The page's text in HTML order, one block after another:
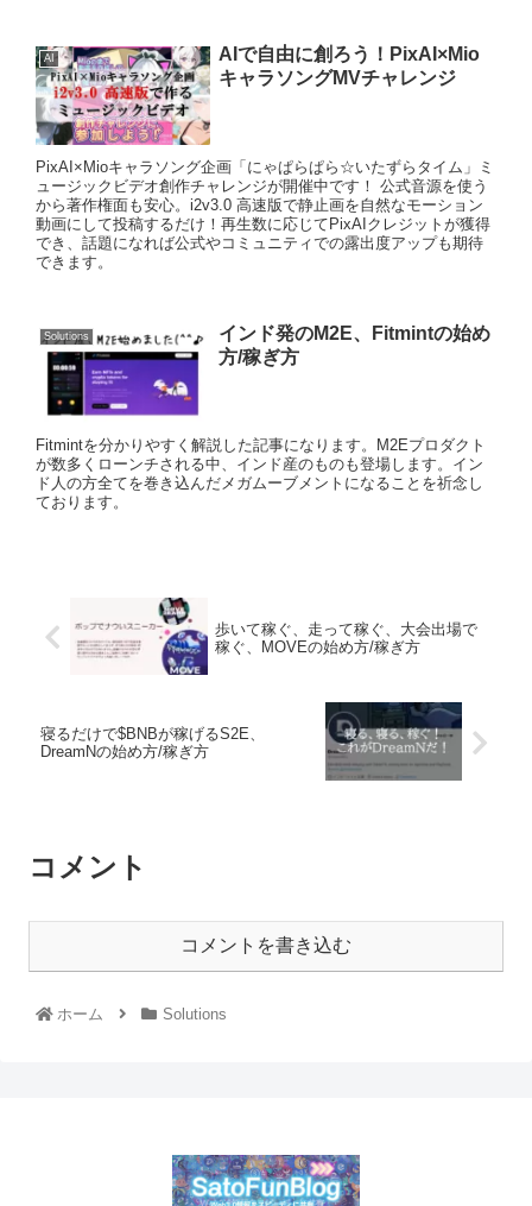
AI
AIで自由に創ろう！PixAI×Mio
キャラソングMVチャレンジ
PixAI×Mioキャラソング企画「にゃぱらぱら☆いたずらタイム」ミ
ュージックビデオ創作チャレンジが開催中です！ 公式音源を使う
から著作権面も安心。i2v3.0 高速版で静止画を自然なモーション
動画にして投稿するだけ！再生数に応じてPixAIクレジットが獲得
でき、話題になれば公式やコミュニティでの露出度アップも期待
できます。
Solutions
インド発のM2E、Fitmintの始め
方/稼ぎ方
Fitmintを分かりやすく解説した記事になります。M2Eプロダクト
が数多くローンチされる中、インド産のものも登場します。イン
ド人の方全てを巻き込んだメガムーブメントになることを祈念し
ております。
歩いて稼ぐ、走って稼ぐ、大会出場で
稼ぐ、MOVEの始め方/稼ぎ方
寝るだけで$BNBが稼げるS2E、
DreamNの始め方/稼ぎ方
コメント
コメントを書き込む
ホーム Solutions